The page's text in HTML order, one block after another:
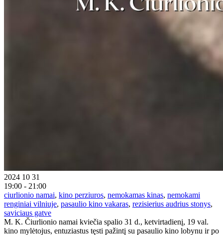
2024 10 31
19:00 - 21:00
ciurlionio namai, kino perziuros, nemokamas kinas, nemokami
renginiai vilniuje, pasaulio kino vakaras, rezisierius audrius stonys,
saviciaus gatve
M. K. Čiurlionio namai kviečia spalio 31 d., ketvirtadienį, 19 val.
kino mylėtojus, entuziastus tęsti pažintį su pasaulio kino lobynu ir po